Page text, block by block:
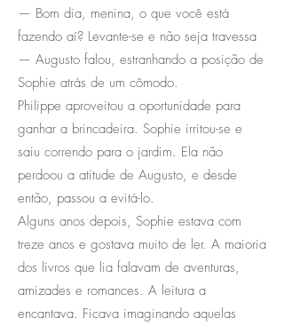
— Bom dia, menina, o que você está
fazendo aí? Levante-se e não seja travessa
— Augusto falou, estranhando a posição de
Sophie atrás de um cômodo.
Philippe aproveitou a oportunidade para
ganhar a brincadeira. Sophie irritou-se e
saiu correndo para o jardim. Ela não
perdoou a atitude de Augusto, e desde
então, passou a evitá-lo.
Alguns anos depois, Sophie estava com
treze anos e gostava muito de ler. A maioria
dos livros que lia falavam de aventuras,
amizades e romances. A leitura a
encantava. Ficava imaginando aquelas